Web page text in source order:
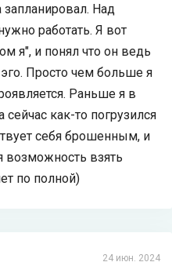
запланировал. Над
работать. Я вот
я", и понял что он ведь
Просто чем больше я
Раньше я в
сейчас как-то погрузился
себя брошенным, и
возможность взять
по полной)
24 июн. 2024